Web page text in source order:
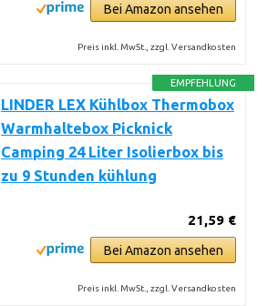
Bei Amazon ansehen
Preis inkl. MwSt., zzgl. Versandkosten
EMPFEHLUNG
LINDER LEX Kühlbox Thermobox
Warmhaltebox Picknick
Camping 24 Liter Isolierbox bis
zu 9 Stunden kühlung
21,59 €
Bei Amazon ansehen
Preis inkl. MwSt., zzgl. Versandkosten